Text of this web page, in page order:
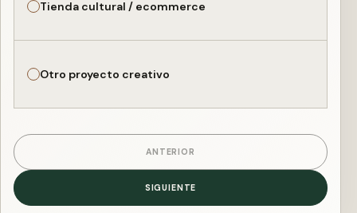
Tienda cultural / ecommerce
Otro proyecto creativo
ANTERIOR
SIGUIENTE